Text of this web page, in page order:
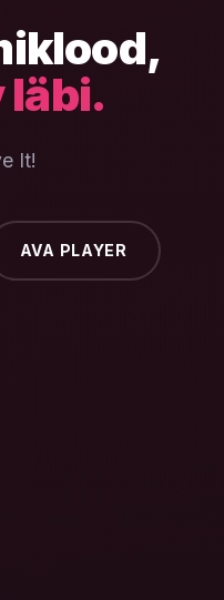
läbi.
It!
AVA PLAYER